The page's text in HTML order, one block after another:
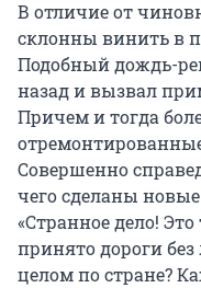
В отличие от
склонны винить в
Подобный дождь-
назад и вызвал
Причем и тогда
Совершенно
чего сделаны
«Странное дело!
принято дороги
целом по стране?